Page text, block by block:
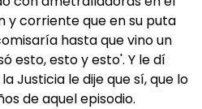
y corriente que en su puta
hasta que vino un
esto, esto y esto'. Y le dí
Justicia le dije que sí, que lo
de aquel episodio.